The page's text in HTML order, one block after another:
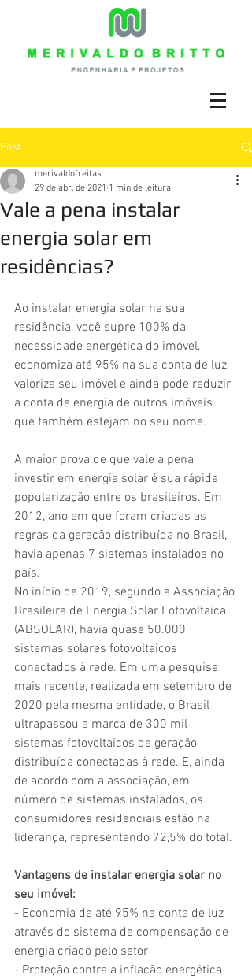
Post
Vale a pena instalar
energia solar em
residências?
merivaldofreitas
29 de abr. de 2021 1 min de leitura
Ao instalar energia solar na sua
residência, você supre 100% da
necessidade energética do imóvel,
economiza até 95% na sua conta de luz,
valoriza seu imóvel e ainda pode reduzir
a conta de energia de outros imóveis
que também estejam no seu nome.
A maior prova de que vale a pena
investir em energia solar é sua rápida
popularização entre os brasileiros. Em
2012, ano em que foram criadas as
regras da geração distribuída no Brasil,
havia apenas 7 sistemas instalados no
país.
No início de 2019, segundo a Associação
Brasileira de Energia Solar Fotovoltaica
(ABSOLAR), havia quase 50.000
sistemas solares fotovoltaicos
conectados à rede. Em uma pesquisa
mais recente, realizada em setembro de
2020 pela mesma entidade, o Brasil
ultrapassou a marca de 300 mil
sistemas fotovoltaicos de geração
distribuída conectadas à rede. E, ainda
de acordo com a associação, em
número de sistemas instalados, os
consumidores residenciais estão na
liderança, representando 72,5% do total.
Vantagens de instalar energia solar no
seu imóvel:
- Economia de até 95% na conta de luz
através do sistema de compensação de
energia criado pelo setor
- Proteção contra a inflação energética